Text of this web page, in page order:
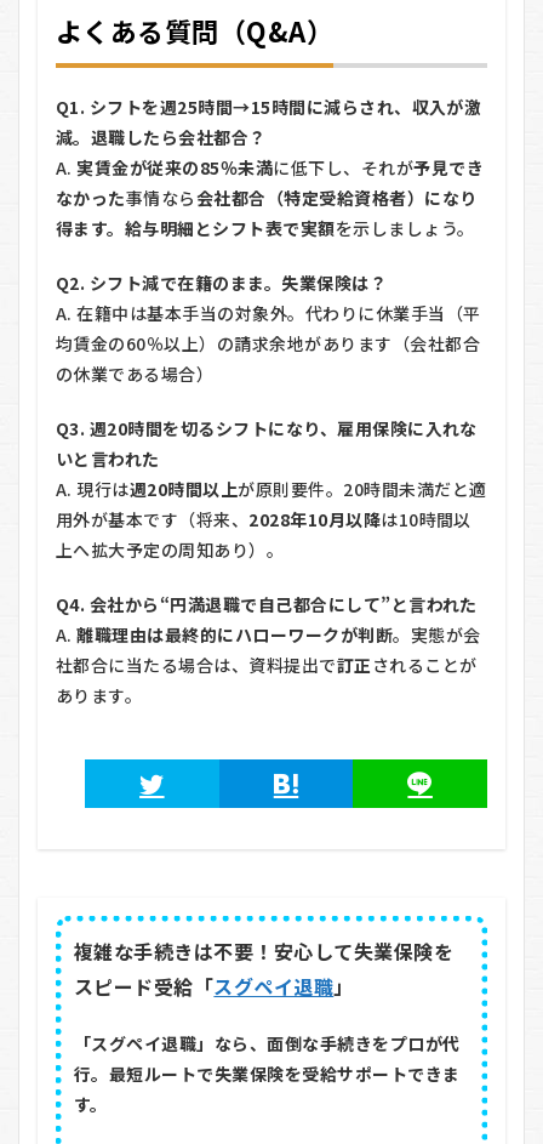
よくある質問（Q&A）
Q1. シフトを週25時間→15時間に減らされ、収入が激
減。退職したら会社都合？
A.実賃金が従来の85％未満に低下し、それが予見でき
なかった事情なら会社都合（特定受給資格者）になり
得ます。給与明細とシフト表で実額を示しましょう。
Q2. シフト減で在籍のまま。失業保険は？
A. 在籍中は基本手当の対象外。代わりに休業手当（平
均賃金の60％以上）の請求余地があります（会社都合
の休業である場合）
Q3. 週20時間を切るシフトになり、雇用保険に入れな
いと言われた
A. 現行は週20時間以上が原則要件。20時間未満だと適
用外が基本です（将来、 2028年10月以降は10時間以
上へ拡大予定の周知あり）。
Q4. 会社から“円満退職で自己都合にして”と言われた
A.離職理由は最終的にハローワークが判断。実態が会
社都合に当たる場合は、資料提出で訂正 されることが
あります。
複雑な手続きは不要！安心して失業保険を
スピード受給「スグペイ退職」
「スグペイ退職」なら、面倒な手続きをプロが代
行。最短ルートで失業保険を受給サポートできま
す。